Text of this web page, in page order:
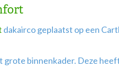
dakairco geplaatst op een
grote binnenkader. Deze